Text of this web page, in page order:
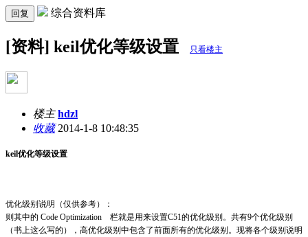
回复 综合资料库
[资料] keil优化等级设置 只看楼主
楼主 hdzl
收藏2014-1-8 10:48:35
keil优化等级设置
优化级别说明（仅供参考）：
则其中的 Code Optimization 栏就是用来设置C51的优化级别。共有9个优化级别
（书上这么写的），高优化级别中包含了前面所有的优化级别。现将各个级别说明